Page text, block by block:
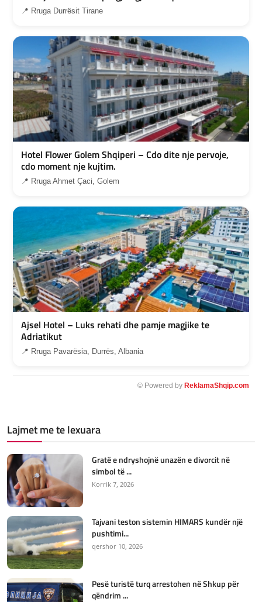
📍 Rruga Durrësit Tirane
Hotel Flower Golem Shqiperi – Cdo dite nje pervoje,
cdo moment nje kujtim.
📍 Rruga Ahmet Çaci, Golem
Ajsel Hotel – Luks rehati dhe pamje magjike te
Adriatikut
📍 Rruga Pavarësia, Durrës, Albania
© Powered by ReklamaShqip.com
Lajmet me te lexuara
Gratë e ndryshojnë unazën e divorcit në
simbol të ...
Korrik 7, 2026
Tajvani teston sistemin HIMARS kundër një
pushtimi...
qershor 10, 2026
Pesë turistë turq arrestohen në Shkup për
qëndrim ...